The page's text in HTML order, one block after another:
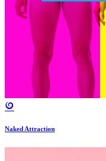
Naked Attraction